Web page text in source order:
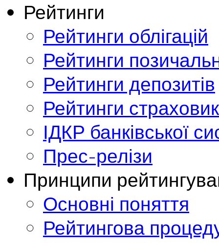
Рейтинги
Рейтинги облігацій
Рейтинги
Рейтинги депозитів
Рейтинги
ІДКР банківської
Прес-релізи
Принципи
Основні поняття
Рейтингова